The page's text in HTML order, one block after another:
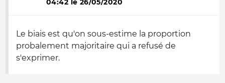
04:42 le 26/05/2020
Le biais est qu'on sous-estime la proportion
probalement majoritaire qui a refusé de
s'exprimer.